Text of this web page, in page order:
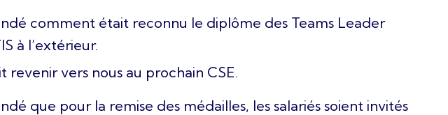
comment était reconnu le diplôme des Teams Leader
à l’extérieur.
revenir vers nous au prochain CSE.
que pour la remise des médailles, les salariés soient invités